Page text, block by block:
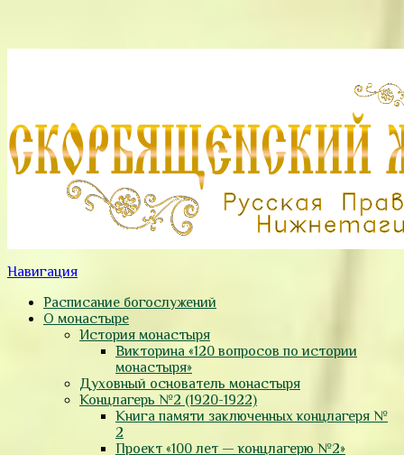
Навигация
Расписание богослужений
О монастыре
История монастыря
Викторина «120 вопросов по истории
монастыря»
Духовный основатель монастыря
Концлагерь №2 (1920-1922)
Книга памяти заключенных концлагеря №
2
Проект «100 лет — концлагерю №2»